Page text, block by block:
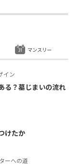
イン
る？墓じまいの流れ
けたか
ーへの道
マンスリー